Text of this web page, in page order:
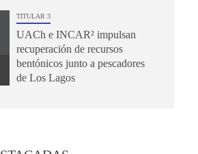
TITULAR 3
UACh e INCAR² impulsan
recuperación de recursos
bentónicos junto a pescadores
de Los Lagos